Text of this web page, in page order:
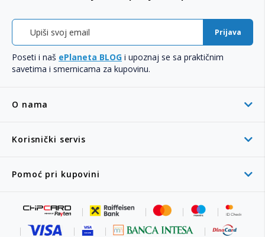
O nama
Korisnički servis
Pomoć pri kupovini
Prijava
Poseti i naš ePlaneta BLOG i upoznaj se sa praktičnim
savetima i smernicama za kupovinu.